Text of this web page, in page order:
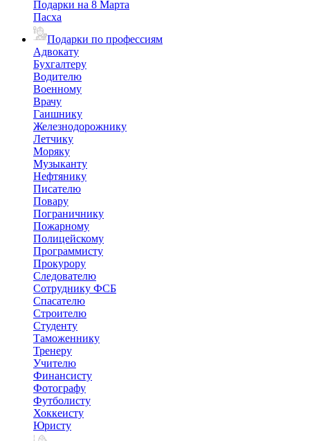
Подарки на 8 Марта
Пасха
Подарки по профессиям
Адвокату
Бухгалтеру
Водителю
Военному
Врачу
Гаишнику
Железнодорожнику
Летчику
Моряку
Музыканту
Нефтянику
Писателю
Повару
Пограничнику
Пожарному
Полицейскому
Программисту
Прокурору
Следователю
Сотруднику ФСБ
Спасателю
Строителю
Студенту
Таможеннику
Тренеру
Учителю
Финансисту
Фотографу
Футболисту
Хоккеисту
Юристу